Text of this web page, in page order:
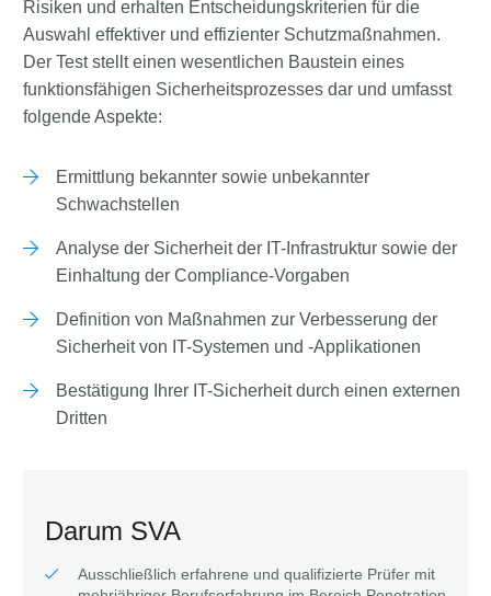
Risiken und erhalten Entscheidungskriterien für die
Auswahl effektiver und effizienter Schutzmaßnahmen.
Der Test stellt einen wesentlichen Baustein eines
funktionsfähigen Sicherheitsprozesses dar und umfasst
folgende Aspekte:
Ermittlung bekannter sowie unbekannter
Schwachstellen
Analyse der Sicherheit der IT-Infrastruktur sowie der
Einhaltung der Compliance-Vorgaben
Definition von Maßnahmen zur Verbesserung der
Sicherheit von IT-Systemen und ‑Applikationen
Bestätigung Ihrer IT-Sicherheit durch einen externen
Dritten
Darum SVA
Ausschließlich erfahrene und qualifizierte Prüfer mit